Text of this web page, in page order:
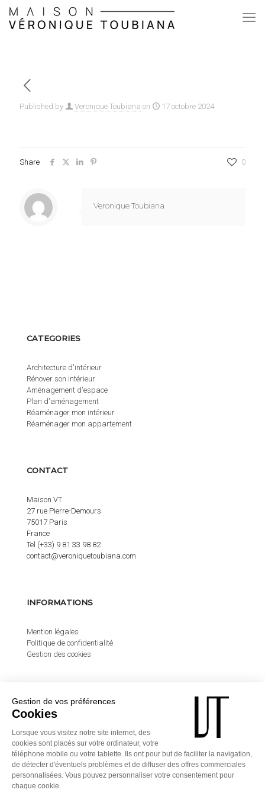
Published by Veronique Toubiana on 17 octobre 2024
Share 0
Veronique Toubiana
CATEGORIES
Architecture d'intérieur
Rénover son intérieur
Aménagement d'espace
Plan d'aménagement
Réaménager mon intérieur
Réaménager mon appartement
CONTACT
Maison VT
27 rue Pierre-Demours
75017 Paris
France
Tel (+33) 9 81 33 98 82
contact@veroniquetoubiana.com
INFORMATIONS
Mention légales
Politique de confidentialité
Gestion des cookies
© 2020 veroniquetoubiana.com All Rights Reserved. Création &
developpements www.store4one.com